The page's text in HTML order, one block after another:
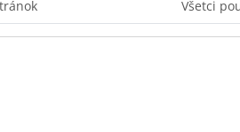
Všetci